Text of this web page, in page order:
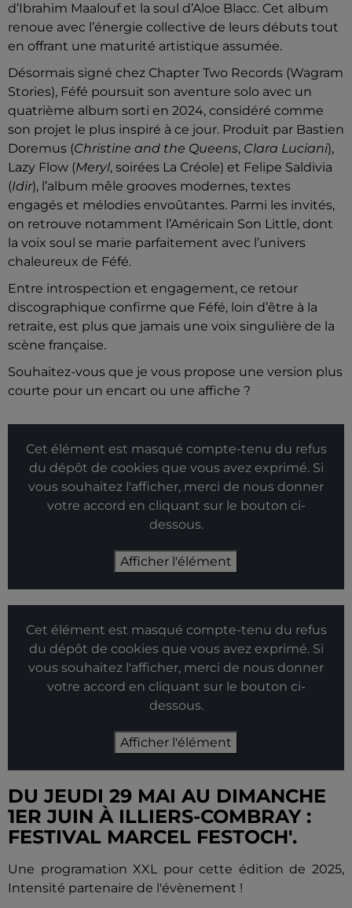
d’Ibrahim Maalouf et la soul d’Aloe Blacc. Cet album
renoue avec l’énergie collective de leurs débuts tout
en offrant une maturité artistique assumée.
Désormais signé chez Chapter Two Records (Wagram
Stories), Féfé poursuit son aventure solo avec un
quatrième album sorti en 2024, considéré comme
son projet le plus inspiré à ce jour. Produit par Bastien
Doremus (Christine and the Queens, Clara Luciani),
Lazy Flow (Meryl, soirées La Créole) et Felipe Saldivia
(Idir), l’album mêle grooves modernes, textes
engagés et mélodies envoûtantes. Parmi les invités,
on retrouve notamment l’Américain Son Little, dont
la voix soul se marie parfaitement avec l’univers
chaleureux de Féfé.
Entre introspection et engagement, ce retour
discographique confirme que Féfé, loin d’être à la
retraite, est plus que jamais une voix singulière de la
scène française.
Souhaitez-vous que je vous propose une version plus
courte pour un encart ou une affiche ?
Cet élément est masqué compte-tenu du refus
du dépôt de cookies que vous avez exprimé. Si
vous souhaitez l'afficher, merci de nous donner
votre accord en cliquant sur le bouton ci-
dessous.
Afficher l'élément
Cet élément est masqué compte-tenu du refus
du dépôt de cookies que vous avez exprimé. Si
vous souhaitez l'afficher, merci de nous donner
votre accord en cliquant sur le bouton ci-
dessous.
Afficher l'élément
DU JEUDI 29 MAI AU DIMANCHE
1ER JUIN À ILLIERS-COMBRAY :
FESTIVAL MARCEL FESTOCH'.
Une programation XXL pour cette édition de 2025,
Intensité partenaire de l'évènement !